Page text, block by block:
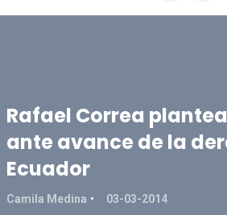
Rafael Correa
ante avance de la
Ecuador
Camila Medina 03-03-2014